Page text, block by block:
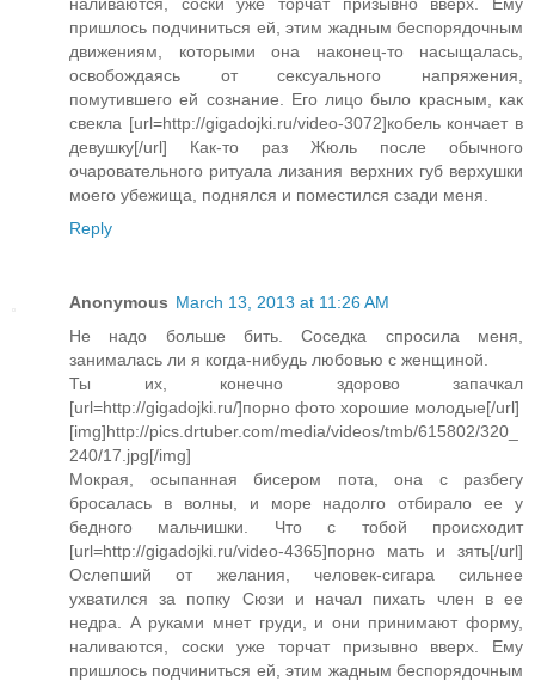
пришлось подчиниться ей, этим жадным беспорядочным
движениям, которыми она наконец-то насыщалась,
освобождаясь от сексуального напряжения,
помутившего ей сознание. Его лицо было красным, как
свекла [url=http://gigadojki.ru/video-3072]кобель кончает в
девушку[/url] Как-то раз Жюль после обычного
очаровательного ритуала лизания верхних губ верхушки
моего убежища, поднялся и поместился сзади меня.
Reply
Anonymous March 13, 2013 at 11:26 AM
Не надо больше бить. Соседка спросила меня,
занималась ли я когда-нибудь любовью с женщиной.
Ты их, конечно здорово запачкал
[url=http://gigadojki.ru/]порно фото хорошие молодые[/url]
[img]http://pics.drtuber.com/media/videos/tmb/615802/320_
240/17.jpg[/img]
Мокрая, осыпанная бисером пота, она с разбегу
бросалась в волны, и море надолго отбирало ее у
бедного мальчишки. Что с тобой происходит
[url=http://gigadojki.ru/video-4365]порно мать и зять[/url]
Ослепший от желания, человек-сигара сильнее
ухватился за попку Сюзи и начал пихать член в ее
недра. А руками мнет груди, и они принимают форму,
наливаются, соски уже торчат призывно вверх. Ему
пришлось подчиниться ей, этим жадным беспорядочным